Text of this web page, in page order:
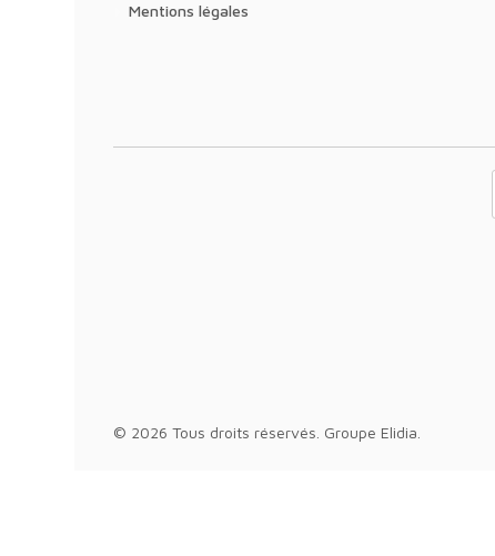
Mentions légales
© 2026 Tous droits réservés. Groupe Elidia